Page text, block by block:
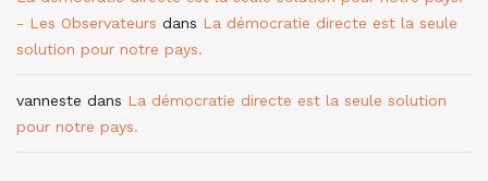
- Les Observateurs dans La démocratie directe est la seule
solution pour notre pays.
vanneste dans La démocratie directe est la seule solution
pour notre pays.